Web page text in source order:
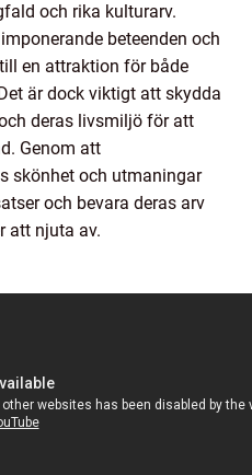
och rika kulturarv.
beteenden och
en attraktion för både
är dock viktigt att skydda
deras livsmiljö för att
Genom att
skönhet och utmaningar
och bevara deras arv
att njuta av.